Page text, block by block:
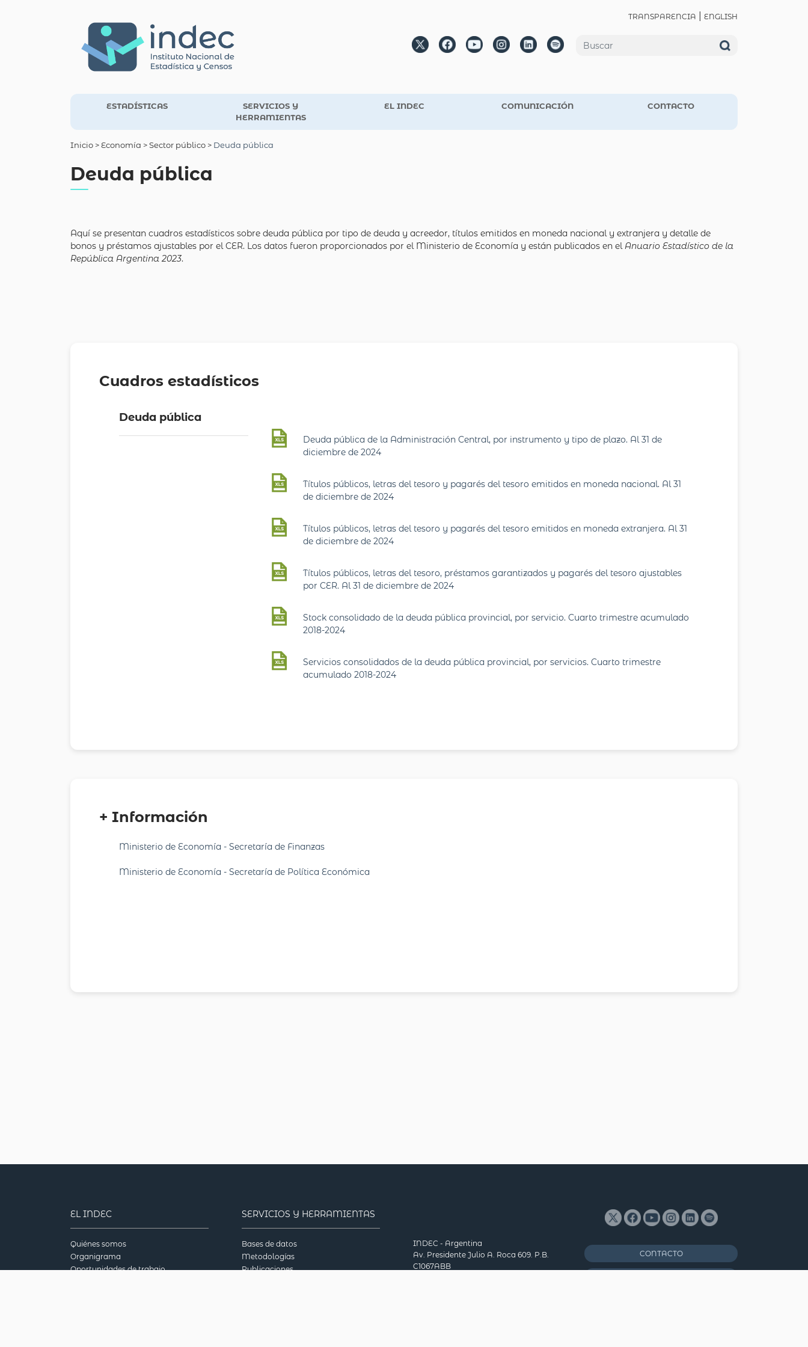
TRANSPARENCIA ENGLISH
ESTADÍSTICAS
SERVICIOS Y
HERRAMIENTAS
EL INDEC COMUNICACIÓN CONTACTO
Inicio > Economía >Sector público > Deuda pública
Deuda pública
Aquí se presentan cuadros estadísticos sobre deuda pública por tipo de deuda y acreedor, títulos emitidos en moneda nacional y extranjera y detalle de
bonos y préstamos ajustables por el CER. Los datos fueron proporcionados por el Ministerio de Economía y están publicados en elAnuario Estadístico de la
República Argentina 2023.
Cuadros estadísticos
Deuda pública
Deuda pública de la Administración Central, por instrumento y tipo de plazo. Al 31 de
diciembre de 2024
Títulos públicos, letras del tesoro y pagarés del tesoro emitidos en moneda nacional. Al 31
de diciembre de 2024
Títulos públicos, letras del tesoro y pagarés del tesoro emitidos en moneda extranjera. Al 31
de diciembre de 2024
Títulos públicos, letras del tesoro, préstamos garantizados y pagarés del tesoro ajustables
por CER. Al 31 de diciembre de 2024
Stock consolidado de la deuda pública provincial, por servicio. Cuarto trimestre acumulado
2018-2024
Servicios consolidados de la deuda pública provincial, por servicios. Cuarto trimestre
acumulado 2018-2024
+ Información
Ministerio de Economía - Secretaría de Finanzas
Ministerio de Economía - Secretaría de Política Económica
EL INDEC
Quiénes somos
Organigrama
Oportunidades de trabajo
SERVICIOS Y HERRAMIENTAS
Bases de datos
Metodologías
Publicaciones
INDEC - Argentina
Av. Presidente Julio A. Roca 609. P.B.
C1067ABB
CONTACTO